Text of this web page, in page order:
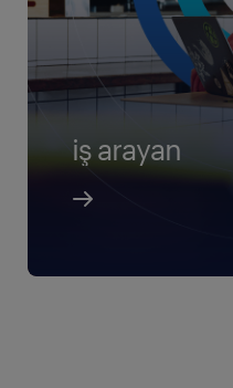
iş arayan